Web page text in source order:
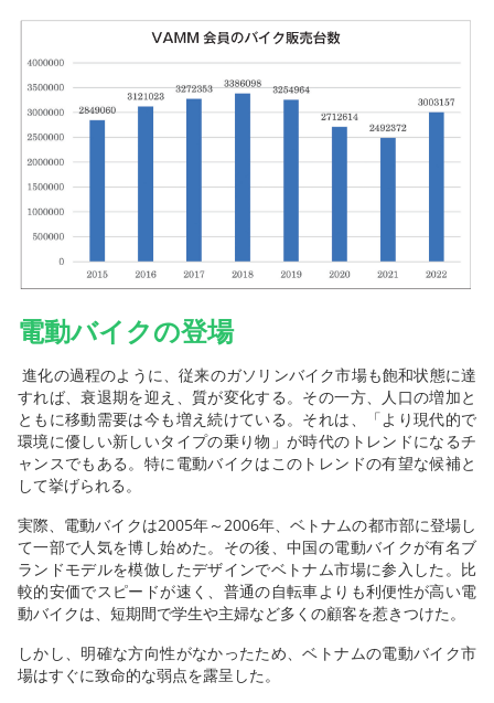
電動バイクの登場
進化の過程のように、従来のガソリンバイク市場も飽和状態に達
すれば、衰退期を迎え、質が変化する。その一方、人口の増加と
ともに移動需要は今も増え続けている。それは、「より現代的で
環境に優しい新しいタイプの乗り物」が時代のトレンドになるチ
ャンスでもある。特に電動バイクはこのトレンドの有望な候補と
して挙げられる。
実際、電動バイクは2005年～2006年、ベトナムの都市部に登場し
て一部で人気を博し始めた。その後、中国の電動バイクが有名ブ
ランドモデルを模倣したデザインでベトナム市場に参入した。比
較的安価でスピードが速く、普通の自転車よりも利便性が高い電
動バイクは、短期間で学生や主婦など多くの顧客を惹きつけた。
しかし、明確な方向性がなかったため、ベトナムの電動バイク市
場はすぐに致命的な弱点を露呈した。